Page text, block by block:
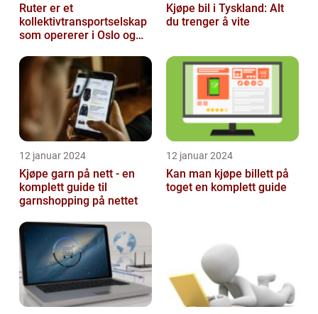
Ruter er et
kollektivtransportselskap
som opererer i Oslo og
Kjøpe bil i Tyskland: Alt
du trenger å vite
12 januar 2024
Kjøpe garn på nett - en
komplett guide til
garnshopping på nettet
12 januar 2024
Kan man kjøpe billett på
toget en komplett guide